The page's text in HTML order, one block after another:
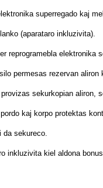
superregado kaj
(aparataro inkluzivita).
reprogramebla elektronika
permesas rezervan aliron
sekurkopian aliron,
kaj korpo protektas
da sekureco.
inkluzivita kiel aldona